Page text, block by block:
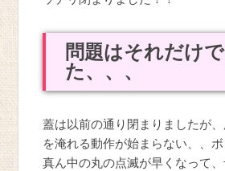
問題はそれだけ
た、、、
蓋は以前の通り閉まりましたが
を淹れる動作が始まらない、、ボ
真ん中の丸の点滅が早くなって